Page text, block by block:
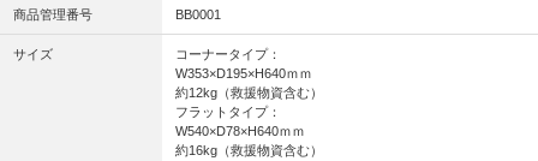
商品管理番号 BB0001
サイズ
コーナータイプ：
W353×D195×H640ｍｍ
約12kg（救援物資含む）
フラットタイプ：
W540×D78×H640ｍｍ
約16kg（救援物資含む）